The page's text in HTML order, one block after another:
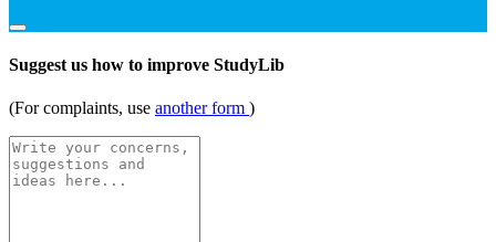
Suggest us how to improve StudyLib
(For complaints, use another form )